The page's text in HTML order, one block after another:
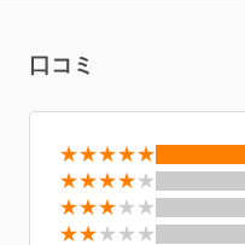
口コミ
★★★★★
★★★★★
★★★★★
★★★★★